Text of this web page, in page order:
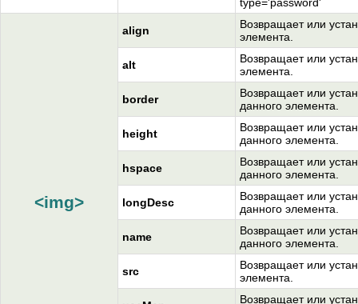
<img>
align
Возвращает или
элемента.
alt
Возвращает или
элемента.
border
Возвращает или
данного элемента.
height
Возвращает или
данного элемента.
hspace
Возвращает или
данного элемента.
longDesc
Возвращает или
данного элемента.
name
Возвращает или
данного элемента.
src
Возвращает или
элемента.
Возвращает или